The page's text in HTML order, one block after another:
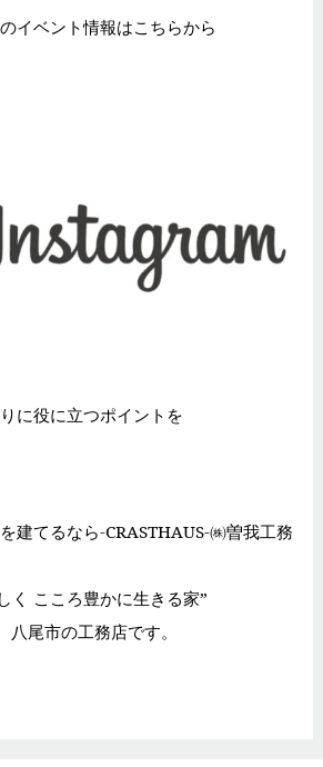
イベント情報はこちらから
に役に立つポイントを
建てるなら-CRASTHAUS-㈱曽我工務
く こころ豊かに生きる家”
尾市の工務店です。